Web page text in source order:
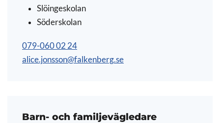
Slöingeskolan
Söderskolan
079-060 02 24
alice.jonsson@falkenberg.se
Barn- och familjevägledare